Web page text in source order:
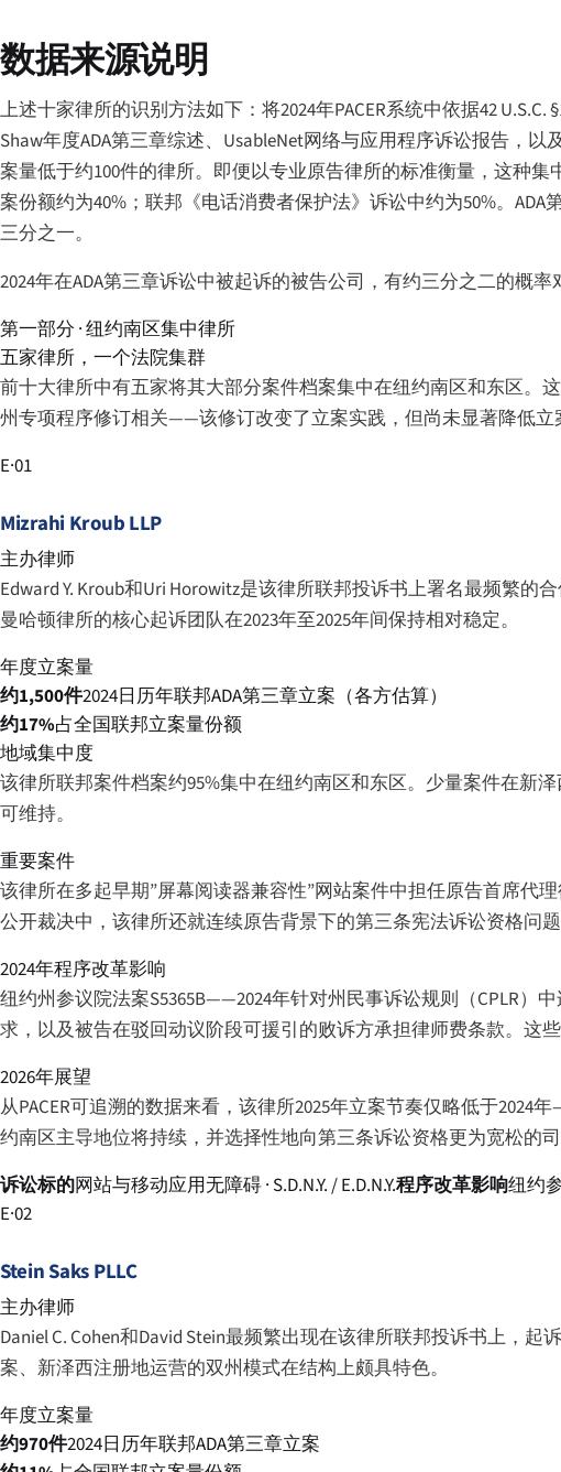
数据来源说明
上述十家律所的识别方法如下：将2024年PACER系统中依据42
Shaw年度ADA第三章综述、UsableNet网络与应用程序诉讼报告，
案量低于约100件的律所。即便以专业原告律所的标准衡量，这种
案份额约为40%；联邦《电话消费者保护法》诉讼中约为50%。
三分之一。
2024年在ADA第三章诉讼中被起诉的被告公司，有约三分之二的概
第一部分 · 纽约南区集中律所
五家律所，一个法院集群
前十大律所中有五家将其大部分案件档案集中在纽约南区和东区。
州专项程序修订相关——该修订改变了立案实践，但尚未显著降低立
E·01
Mizrahi Kroub LLP
主办律师
Edward Y. Kroub和Uri Horowitz是该律所联邦投诉书上署名最频繁的
曼哈顿律所的核心起诉团队在2023年至2025年间保持相对稳定。
年度立案量
约1,500件2024日历年联邦ADA第三章立案（各方估算）
约17%占全国联邦立案量份额
地域集中度
该律所联邦案件档案约95%集中在纽约南区和东区。少量案件在新
可维持。
重要案件
该律所在多起早期”屏幕阅读器兼容性”网站案件中担任原告首席代
公开裁决中，该律所还就连续原告背景下的第三条宪法诉讼资格问题
2024年程序改革影响
纽约州参议院法案S5365B——2024年针对州民事诉讼规则（CPLR
求，以及被告在驳回动议阶段可援引的败诉方承担律师费条款。这
2026年展望
从PACER可追溯的数据来看，该律所2025年立案节奏仅略低于
约南区主导地位将持续，并选择性地向第三条诉讼资格更为宽松的司
诉讼标的网站与移动应用无障碍 · S.D.N.Y. / E.D.N.Y.程序改革影响纽约
E·02
Stein Saks PLLC
主办律师
Daniel C. Cohen和David Stein最频繁出现在该律所联邦投诉书上，
案、新泽西注册地运营的双州模式在结构上颇具特色。
年度立案量
约970件2024日历年联邦ADA第三章立案